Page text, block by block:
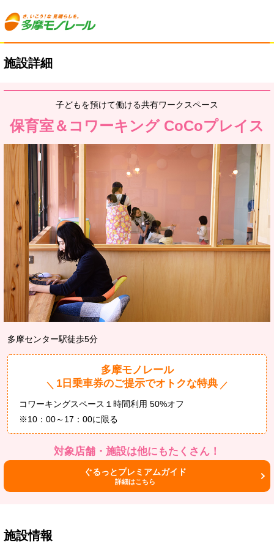
施設詳細
子どもを預けて働ける共有ワークスペース
保育室＆コワーキング CoCoプレイス
多摩センター駅徒歩5分
＼
多摩モノレール
1日乗車券のご提示でオトクな特典 ／
コワーキングスペース１時間利用 50%オフ
※10：00～17：00に限る
対象店舗・施設は他にもたくさん！
ぐるっとプレミアムガイド
詳細はこちら
施設情報